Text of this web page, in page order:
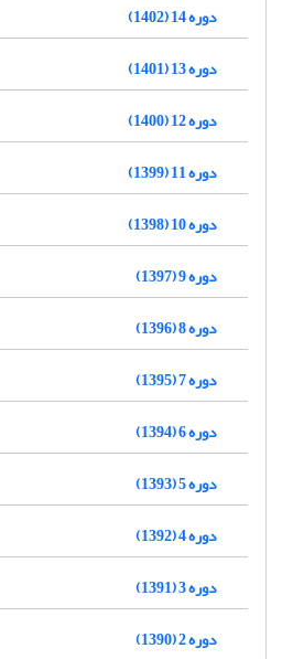
دوره 14 (1402)
دوره 13 (1401)
دوره 12 (1400)
دوره 11 (1399)
دوره 10 (1398)
دوره 9 (1397)
دوره 8 (1396)
دوره 7 (1395)
دوره 6 (1394)
دوره 5 (1393)
دوره 4 (1392)
دوره 3 (1391)
دوره 2 (1390)